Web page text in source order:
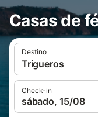
Casas de
Destino
Trigueros
Check-in
sábado, 15/08